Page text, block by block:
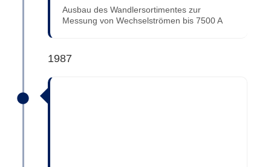
Ausbau des Wandlersortimentes zur
Messung von Wechselströmen bis 7500 A
1987